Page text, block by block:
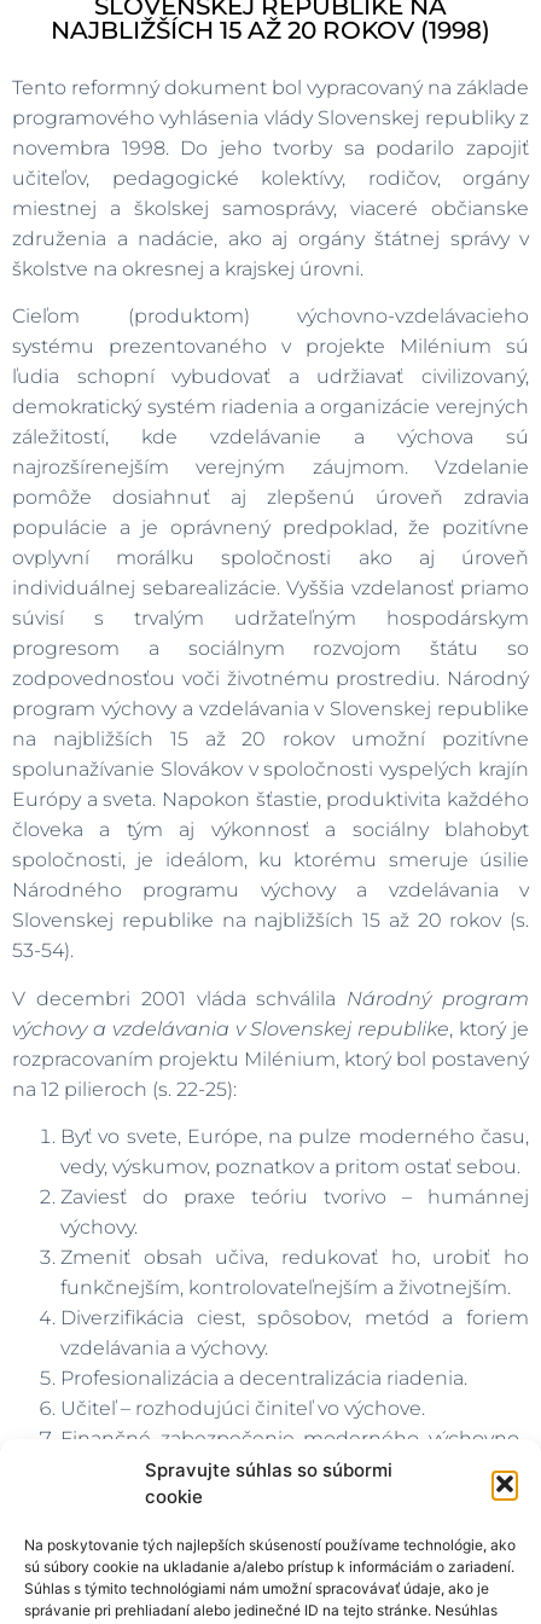
Spravujte súhlas so súbormi
cookie
Na poskytovanie tých najlepších skúseností používame technológie, ako
sú súbory cookie na ukladanie a/alebo prístup k informáciám o zariadení.
Súhlas s týmito technológiami nám umožní spracovávať údaje, ako je
správanie pri prehliadaní alebo jedinečné ID na tejto stránke. Nesúhlas
SLOVENSKEJ REPUBLIKE NA
NAJBLIŽŠÍCH 15 AŽ 20 ROKOV (1998)
Tento reformný dokument bol vypracovaný na základe
programového vyhlásenia vlády Slovenskej republiky z
novembra 1998. Do jeho tvorby sa podarilo zapojiť
učiteľov, pedagogické kolektívy, rodičov, orgány
miestnej a školskej samosprávy, viaceré občianske
združenia a nadácie, ako aj orgány štátnej správy v
školstve na okresnej a krajskej úrovni.
Cieľom (produktom) výchovno-vzdelávacieho
systému prezentovaného v projekte Milénium sú
ľudia schopní vybudovať a udržiavať civilizovaný,
demokratický systém riadenia a organizácie verejných
záležitostí, kde vzdelávanie a výchova sú
najrozšírenejším verejným záujmom. Vzdelanie
pomôže dosiahnuť aj zlepšenú úroveň zdravia
populácie a je oprávnený predpoklad, že pozitívne
ovplyvní morálku spoločnosti ako aj úroveň
individuálnej sebarealizácie. Vyššia vzdelanosť priamo
súvisí s trvalým udržateľným hospodárskym
progresom a sociálnym rozvojom štátu so
zodpovednosťou voči životnému prostrediu. Národný
program výchovy a vzdelávania v Slovenskej republike
na najbližších 15 až 20 rokov umožní pozitívne
spolunažívanie Slovákov v spoločnosti vyspelých krajín
Európy a sveta. Napokon šťastie, produktivita každého
človeka a tým aj výkonnosť a sociálny blahobyt
spoločnosti, je ideálom, ku ktorému smeruje úsilie
Národného programu výchovy a vzdelávania v
Slovenskej republike na najbližších 15 až 20 rokov (s.
53-54).
V decembri 2001 vláda schválila Národný program
výchovy a vzdelávania vSlovenskej republike, ktorý je
rozpracovaním projektu Milénium, ktorý bol postavený
na 12 pilieroch (s. 22-25):
Byť vo svete, Európe, na pulze moderného času,
vedy, výskumov, poznatkov a pritom ostať sebou.
Zaviesť do praxe teóriu tvorivo – humánnej
výchovy.
Zmeniť obsah učiva, redukovať ho, urobiť ho
funkčnejším, kontrolovateľnejším a životnejším.
Diverzifikácia ciest, spôsobov, metód a foriem
vzdelávania a výchovy.
Profesionalizácia a decentralizácia riadenia.
Učiteľ – rozhodujúci činiteľ vo výchove.
Finančné zabezpečenie moderného výchovno–
vzdelávacieho systému.
Podporné služby škole.
Ovládanie cudzích jazykov.
Odborné a celoživotné vzdelávanie.